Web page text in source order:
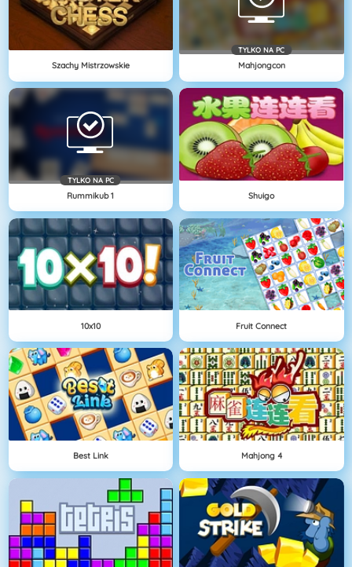
Szachy Mistrzowskie
TYLKO NA PC
Mahjongcon
TYLKO NA PC
Rummikub 1 Shuigo
10x10 Fruit Connect
Best Link Mahjong 4